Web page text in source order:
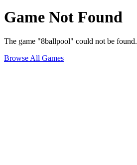
Game Not Found
The game "8ballpool" could not be found.
Browse All Games